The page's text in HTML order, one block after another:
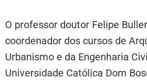
O professor doutor Felipe
coordenador dos cursos de
Urbanismo e da Engenharia
Universidade Católica Dom